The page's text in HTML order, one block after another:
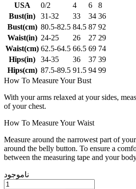
USA
0/2 4 6
8
Bust(in)
31-32 33 34 36
Bust(cm) 80.5-82.5 84.5 87 92
Waist(in) 24-25 26 27 29
Waist(cm) 62.5-64.5 66.5 69 74
Hips(in)
34-35 36 37 39
Hips(cm) 87.5-89.5 91.5 94 99
How To Measure Your Bust
With your arms relaxed at your sides,
of your chest.
How To Measure Your Waist
Measure around the narrowest part of
around the belly button. To ensure a
between the measuring tape and your
ناموجود